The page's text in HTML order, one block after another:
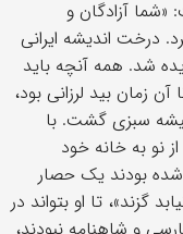
آزادگان و
درخت اندیشه ایرانی
شد. همه آنچه باید
زمان بید لرزانی بود،
سبزی گشت. با
نو به خانه خود
بودند یک حصار
گزند»، تا او بتواند در